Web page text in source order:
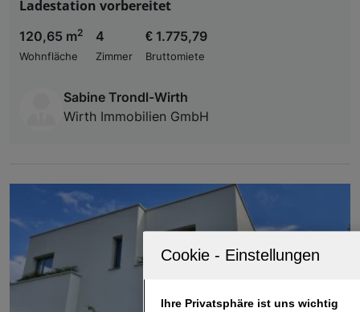
Ladestation vorbereitet
120,65 m2
Wohnfläche
4
Zimmer
€ 1.775,79
Bruttomiete
Sabine Trondl-Wirth
Wirth Immobilien GmbH
Ihre Privatsphäre ist uns wichtig